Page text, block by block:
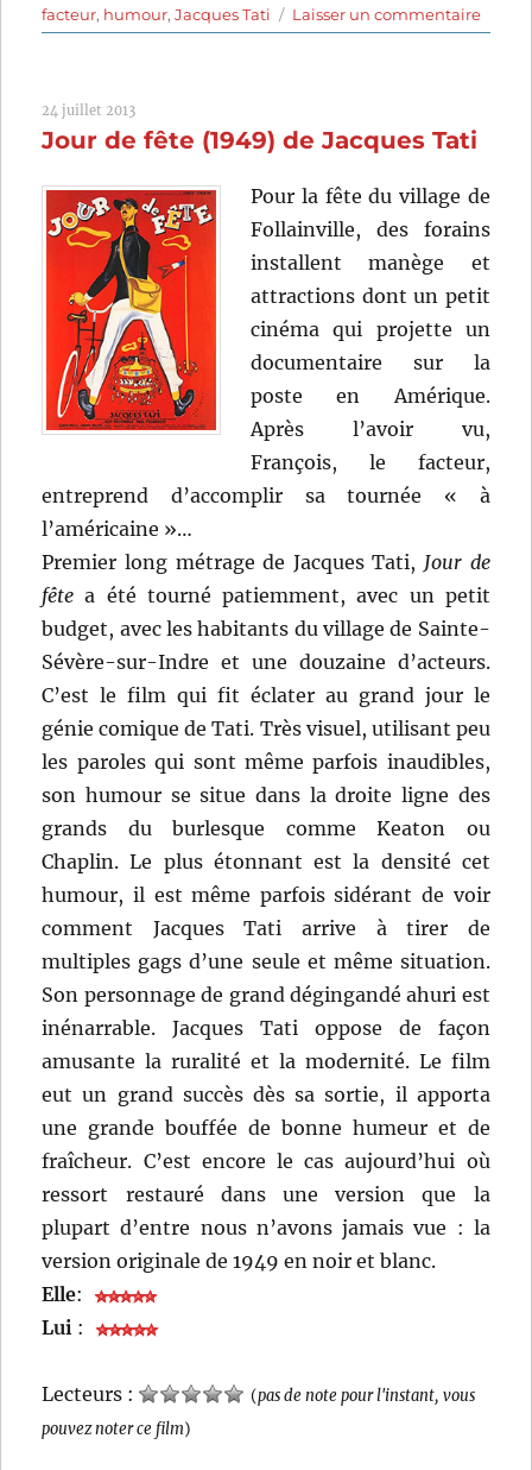
facteur, humour,Jacques Tati Laisser un commentairesur
24 juillet 2013
Jour de fête (1949) de Jacques Tati
Pour la fête du village de
Follainville, des forains
installent manège et
attractions dont un petit
cinéma qui projette un
documentaire sur la
poste en Amérique.
Après l’avoir vu,
François, le facteur,
entreprend d’accomplir sa tournée « à
l’américaine »…
Premier long métrage de Jacques Tati, Jour de
fête a été tourné patiemment, avec un petit
budget, avec les habitants du village de Sainte-
Sévère-sur-Indre et une douzaine d’acteurs.
C’est le film qui fit éclater au grand jour le
génie comique de Tati. Très visuel, utilisant peu
les paroles qui sont même parfois inaudibles,
son humour se situe dans la droite ligne des
grands du burlesque comme Keaton ou
Chaplin. Le plus étonnant est la densité cet
humour, il est même parfois sidérant de voir
comment Jacques Tati arrive à tirer de
multiples gags d’une seule et même situation.
Son personnage de grand dégingandé ahuri est
inénarrable. Jacques Tati oppose de façon
amusante la ruralité et la modernité. Le film
eut un grand succès dès sa sortie, il apporta
une grande bouffée de bonne humeur et de
fraîcheur. C’est encore le cas aujourd’hui où
ressort restauré dans une version que la
plupart d’entre nous n’avons jamais vue : la
version originale de 1949 en noir et blanc.
Elle:
Lui :
Lecteurs : (pas de note pour l'instant, vous
pouvez noter ce film)